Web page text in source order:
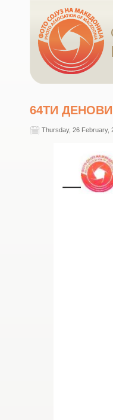
64ТИ
Thursday, 26 February,